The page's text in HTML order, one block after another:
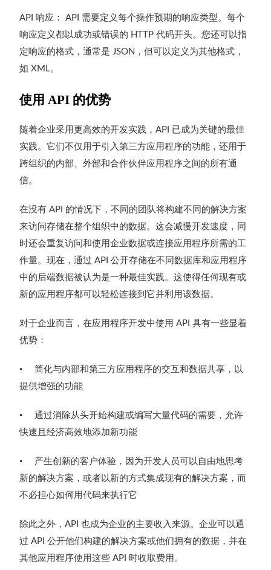
API响应： API 需要定义每个操作预期的响应类型。每个
响应定义都以成功或错误的 HTTP代码开头。您还可以指
定响应的格式，通常是 JSON ，但可以定义为其他格式，
如 XML。
使用 API 的优势
随着企业采用更高效的开发实践，API 已成为关键的最佳
实践。它们不仅用于引入第三方应用程序的功能，还用于
跨组织的内部、外部和合作伙伴应用程序之间的所有通
信。
在没有 API 的情况下，不同的团队将构建不同的解决方案
来访问存储在整个组织中的数据。这会减慢开发速度，同
时还会重复访问和使用企业数据或连接应用程序所需的工
作量。现在，通过 API公开存储在不同数据库和应用程序
中的后端数据被认为是一种最佳实践。这使得任何现有或
新的应用程序都可以轻松连接到它并利用该数据。
对于企业而言，在应用程序开发中使用 API具有一些显着
优势：
•
简化与内部和第三方应用程序的交互和数据共享，以
提供增强的功能
•
通过消除从头开始构建或编写大量代码的需要，允许
快速且经济高效地添加新功能
•
产生创新的客户体验，因为开发人员可以自由地思考
新的解决方案，或者以新的方式集成现有的解决方案，而
不必担心如何用代码来执行它
除此之外，API也成为企业的主要收入来源。企业可以通
过 API公开他们构建的解决方案或他们拥有的数据，并在
其他应用程序使用这些 API 时收取费用。